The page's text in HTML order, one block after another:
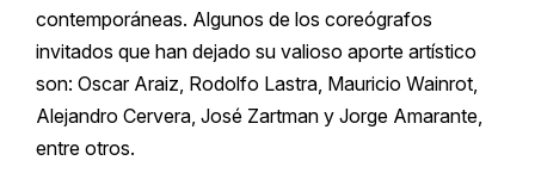
contemporáneas. Algunos de los coreógrafos
invitados que han dejado su valioso aporte artístico
son: Oscar Araiz, Rodolfo Lastra, Mauricio Wainrot,
Alejandro Cervera, José Zartman y Jorge Amarante,
entre otros.